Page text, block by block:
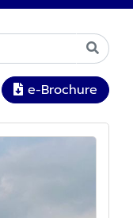
e-Brochure